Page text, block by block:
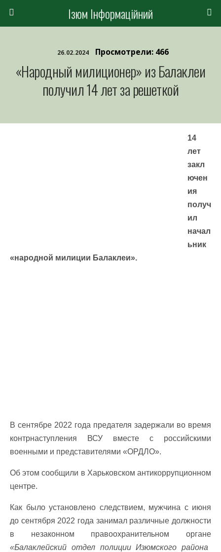
Ізюм Інформаційний
26.02.2024 Просмотрели: 466
«Народный милиционер» из Балаклеи
получил 14 лет за решеткой
14
лет
закл
ючен
ия
получ
ил
начал
ьник
«народной милиции Балаклеи».
В сентябре 2022 года предателя задержали во время
контрнаступления ВСУ вместе с российскими
военными и представителями «ОРДЛО».
Об этом сообщили в Харьковском антикоррупционном
центре.
Как было установлено следствием, мужчина с июня
до сентября 2022 года занимал различные должности
в незаконном правоохранительном органе
«Балаклейский отдел полиции Изюмского района